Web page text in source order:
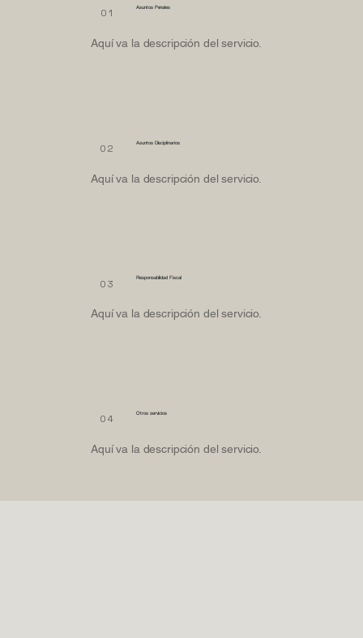
01 Asuntos Penales
Aquí va la descripción del servicio.
02 Asuntos Disciplinarios
Aquí va la descripción del servicio.
03 Responsabilidad Fiscal
Aquí va la descripción del servicio.
04 Otros servicios
Aquí va la descripción del servicio.